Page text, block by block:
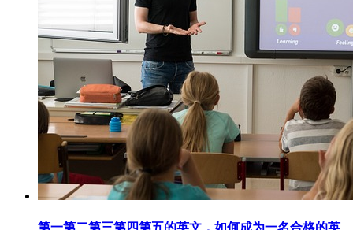
第一第二第三第四第五的英文，如何成为一名合格的英